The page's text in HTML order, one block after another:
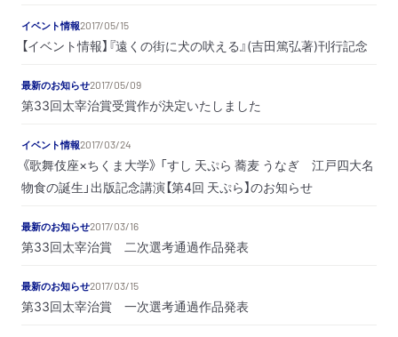
イベント情報2017/05/15
【イベント情報】『遠くの街に犬の吠える』(吉田篤弘著)刊行記念
最新のお知らせ2017/05/09
第33回太宰治賞受賞作が決定いたしました
イベント情報2017/03/24
《歌舞伎座×ちくま大学》 「すし 天ぷら 蕎麦 うなぎ 江戸四大名
物食の誕生」出版記念講演【第4回 天ぷら】のお知らせ
最新のお知らせ2017/03/16
第33回太宰治賞 二次選考通過作品発表
最新のお知らせ2017/03/15
第33回太宰治賞 一次選考通過作品発表